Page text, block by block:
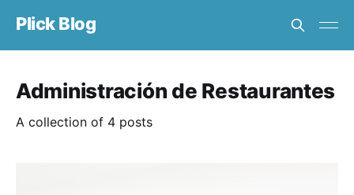
Plick Blog
Administración de Restaurantes
A collection of 4 posts